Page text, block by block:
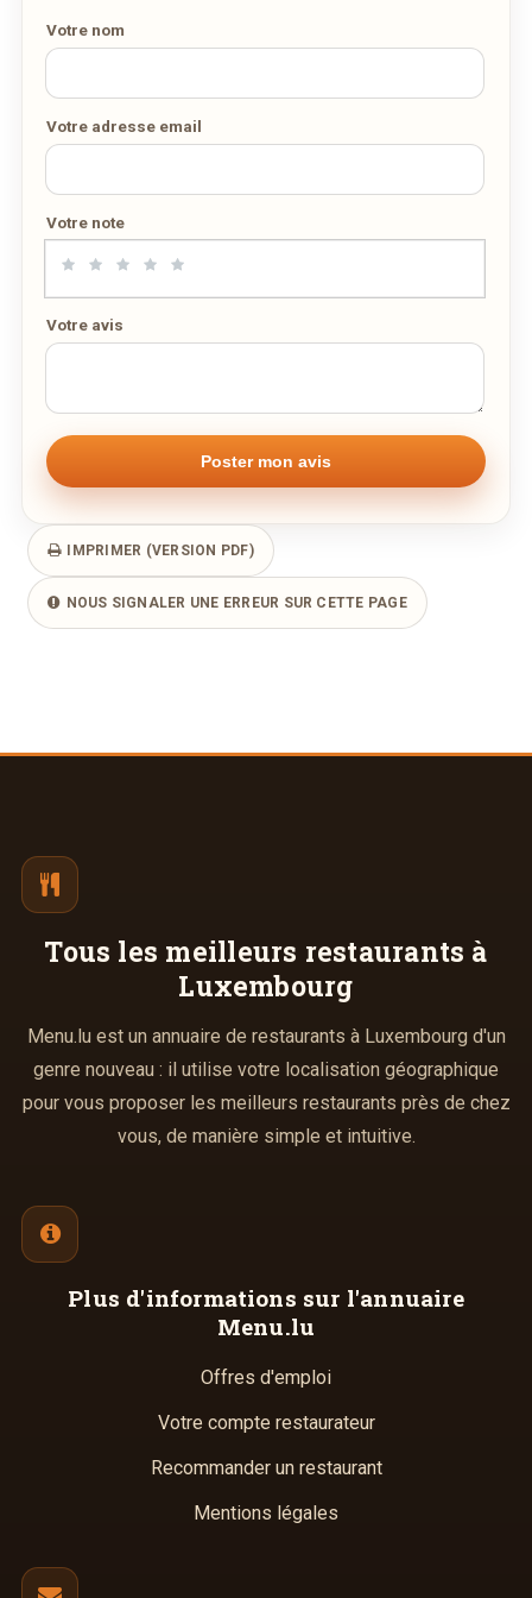
DES MILLIERS DE PLATS LIVRÉS AU LUXEMBOURG
Votre nom
Votre adresse email
Votre note
Votre avis
IMPRIMER (VERSION PDF)
NOUS SIGNALER UNE ERREUR SUR CETTE PAGE
Tous les meilleurs restaurants à
Luxembourg
Menu.lu est un annuaire de restaurants à Luxembourg d'un
genre nouveau : il utilise votre localisation géographique
pour vous proposer les meilleurs restaurants près de chez
vous, de manière simple et intuitive.
Plus d'informations sur l'annuaire
Menu.lu
Offres d'emploi
Votre compte restaurateur
Recommander un restaurant
Mentions légales